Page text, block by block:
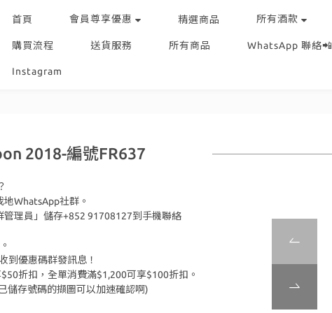
首頁 會員尊享優惠 精選商品 所有酒款
購買流程 送貨服務 所有商品 WhatsApp 聯絡📲
Instagram
2018-編號FR637
WhatsApp社群。
管理員」儲存+852 91708127到手機聯絡
到優惠碼群發訊息！
折扣，全單消費滿$1,200可享$100折扣。
儲存號碼的擷圖可以加速確認啊)